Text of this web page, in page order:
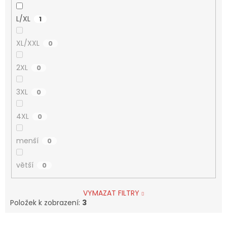
L/XL 1
XL/XXL 0
2XL 0
3XL 0
4XL 0
menší 0
větší 0
VYMAZAT FILTRY
Položek k zobrazení: 3